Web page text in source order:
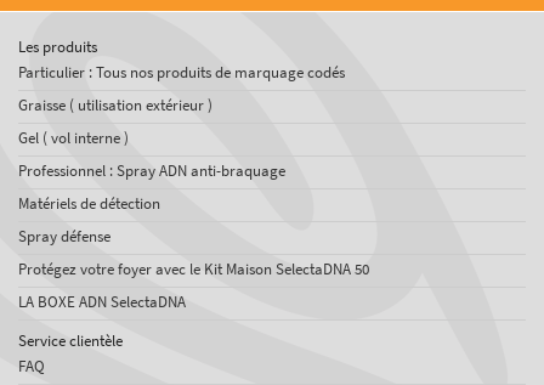
Les produits
Particulier : Tous nos produits de marquage codés
Graisse ( utilisation extérieur )
Gel ( vol interne )
Professionnel : Spray ADN anti-braquage
Matériels de détection
Spray défense
Protégez votre foyer avec le Kit Maison SelectaDNA 50
LA BOXE ADN SelectaDNA
Service clientèle
FAQ